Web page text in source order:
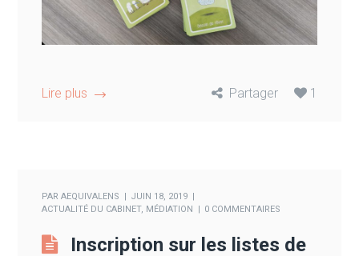
Lire plus Partager 1
PARAEQUIVALENS
JUIN 18, 2019
ACTUALITÉ DU CABINET, MÉDIATION 0 COMMENTAIRES
Inscription sur les listes de